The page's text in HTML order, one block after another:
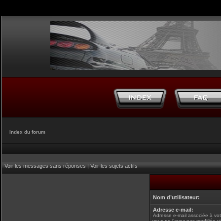
Index du forum
Voir les messages sans réponses|Voir les sujets actifs
Nom d’utilisateur:
Adresse e-mail:
Adresse e-mail associée à